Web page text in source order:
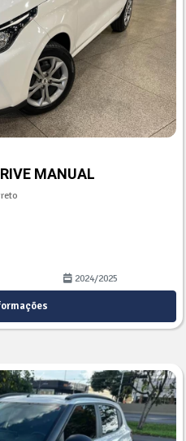
MANUAL
2024/2025